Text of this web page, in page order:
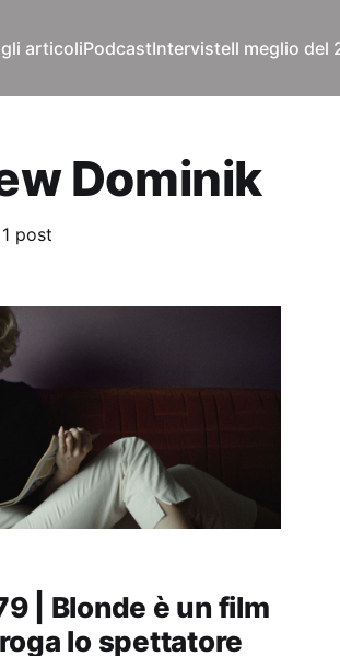
articoliPodcastIntervisteIl meglio del
Dominik
post
| Blonde è un film
lo spettatore